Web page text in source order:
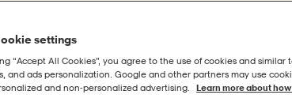
settings
“Accept All Cookies”, you agree to the use of cookies and
and ads personalization. Google and other partners may use
and non‑personalized advertising.
Learn more about